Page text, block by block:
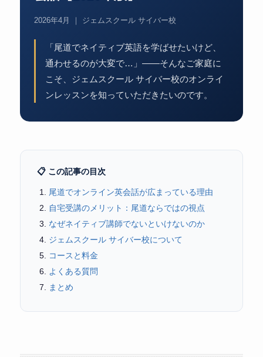
2026年4月 ｜ ジェムスクール サイバー校
「尾道でネイティブ英語を学ばせたいけど、
通わせるのが大変で…」——そんなご家庭に
こそ、ジェムスクール サイバー校のオンライ
ンレッスンを知っていただきたいのです。
📋 この記事の目次
尾道でオンライン英会話が広まっている理由
自宅受講のメリット：尾道ならではの視点
なぜネイティブ講師でないといけないのか
ジェムスクール サイバー校について
コースと料金
よくある質問
まとめ